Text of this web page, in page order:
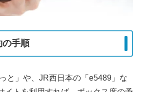
の手順
と」や、JR西日本の「e5489」な